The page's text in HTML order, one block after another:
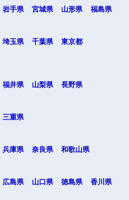
選択する
岩手県 宮城県 山形県 福島県
埼玉県 千葉県
東京都
福井県 山梨県 長野県
三重県
兵庫県 奈良県 和歌山県
広島県 山口県 徳島県
香川県